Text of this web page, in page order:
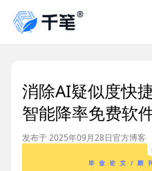
消除AI疑似度快
智能降率免费软
发布于 2025年09月28日官方博客